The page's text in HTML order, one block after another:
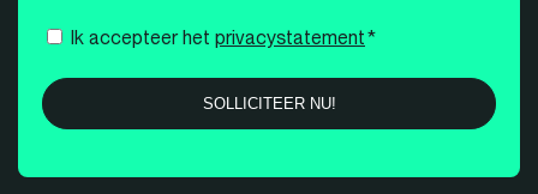
Instemming
Ik accepteer het privacystatement*